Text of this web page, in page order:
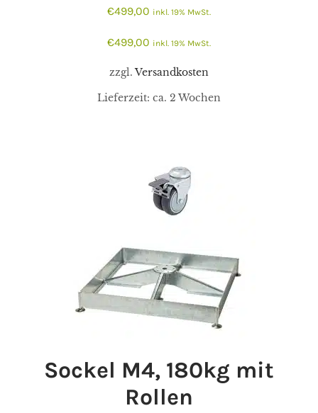
€499,00 inkl. 19% MwSt.
€499,00 inkl. 19% MwSt.
zzgl.Versandkosten
Lieferzeit: ca. 2 Wochen
Sockel M4, 180kg mit
Rollen